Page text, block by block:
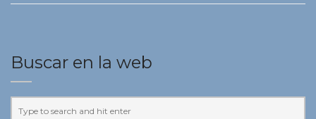
Buscar en la web